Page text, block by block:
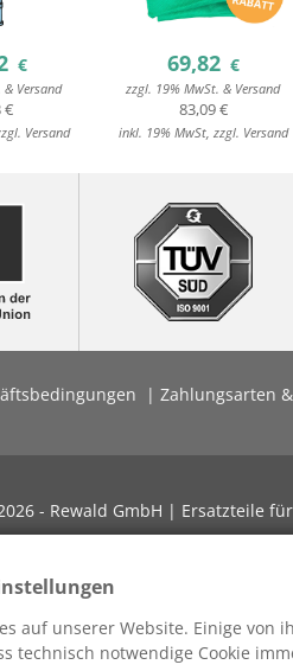
€
Versand
€
Versand
69,82 €
zzgl. 19% MwSt. & Versand
83,09 €
inkl. 19% MwSt, zzgl. Versand
Zahlungsarten
- Rewald GmbH | Ersatzteile
auf unserer Website. Einige von
technisch notwendige Cookie